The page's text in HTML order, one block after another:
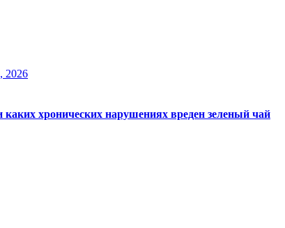
2026
хронических нарушениях вреден зеленый чай